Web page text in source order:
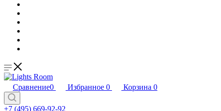
Сравнение0 Избранное 0 Корзина 0
+7 (495) 669-92-92